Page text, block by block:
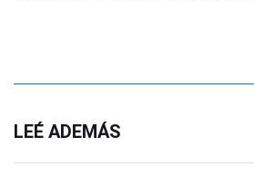
LEÉ ADEMÁS